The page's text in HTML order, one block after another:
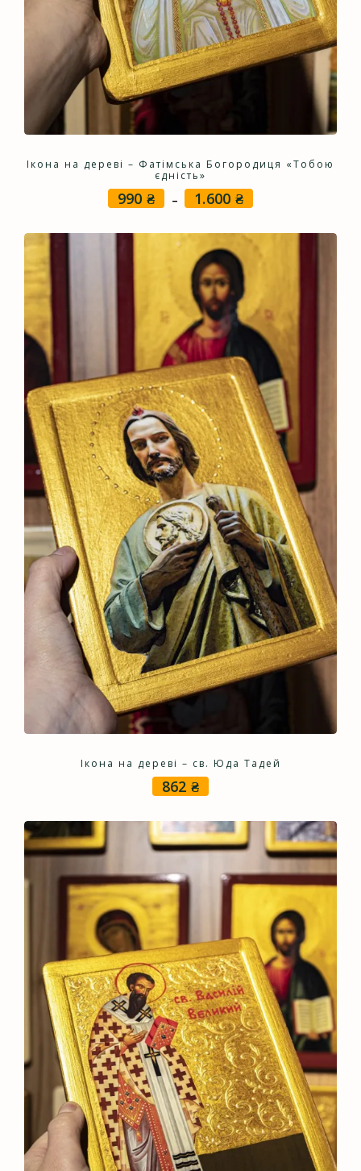
Ікона на дереві – Фатімська Богородиця «Тобою
єдність»
990 ₴ – 1.600 ₴
990 ₴
through
Ікона на дереві – св. Юда Тадей
862 ₴